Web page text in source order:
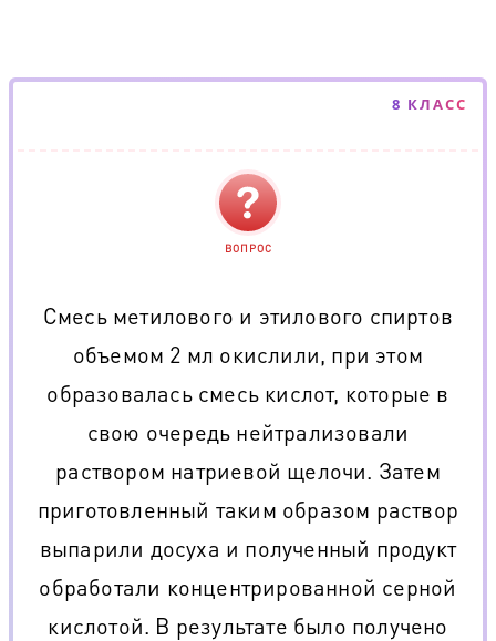
8 КЛАСС
ВОПРОС
Смесь метилового и этилового спиртов
объемом 2 мл окислили, при этом
образовалась смесь кислот, которые в
свою очередь нейтрализовали
раствором натриевой щелочи. Затем
приготовленный таким образом раствор
выпарили досуха и полученный продукт
обработали концентрированной серной
кислотой. В результате было получено